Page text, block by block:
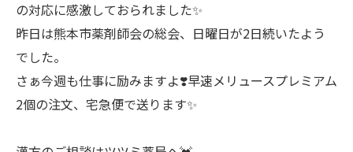
の対応に感激しておられました✨
昨日は熊本市薬剤師会の総会、日曜日が2日続いたよう
でした。
さぁ今週も仕事に励みますよ❣️早速メリュースプレミアム
2個の注文、宅急便で送ります✨